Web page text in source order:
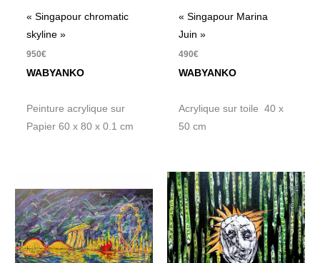
« Singapour chromatic
skyline »
950€
WABYANKO
Peinture acrylique sur
Papier 60 x 80 x 0.1 cm
« Singapour Marina
Juin »
490€
WABYANKO
Acrylique sur toile 40 x
50 cm